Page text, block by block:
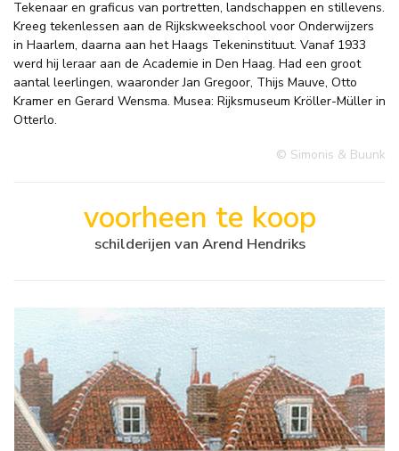
Tekenaar en graficus van portretten, landschappen en stillevens.
Kreeg tekenlessen aan de Rijkskweekschool voor Onderwijzers
in Haarlem, daarna aan het Haags Tekeninstituut. Vanaf 1933
werd hij leraar aan de Academie in Den Haag. Had een groot
aantal leerlingen, waaronder Jan Gregoor, Thijs Mauve, Otto
Kramer en Gerard Wensma. Musea: Rijksmuseum Kröller-Müller in
Otterlo.
© Simonis & Buunk
voorheen te koop
schilderijen van Arend Hendriks